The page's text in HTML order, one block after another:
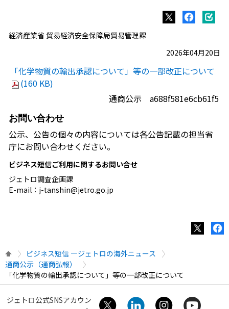
経済産業省 貿易経済安全保障局貿易管理課
2026年04月20日
「化学物質の輸出承認について」等の一部改正について
(160 KB)
通商公示 a688f581e6cb61f5
お問い合わせ
公示、公告の個々の内容については各公告記載の担当省
庁にお問い合わせください。
ビジネス短信ご利用に関するお問い合せ
ジェトロ調査企画課
E-mail：j-tanshin@jetro.go.jp
ビジネス短信 ―ジェトロの海外ニュース
通商公示（通商弘報）
「化学物質の輸出承認について」等の一部改正について
ジェトロ公式SNSアカウン